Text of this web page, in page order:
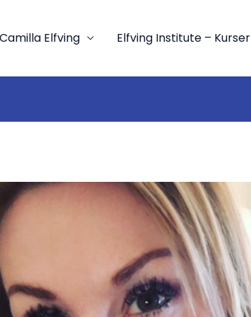
Camilla Elfving Elfving Institute – Kurser